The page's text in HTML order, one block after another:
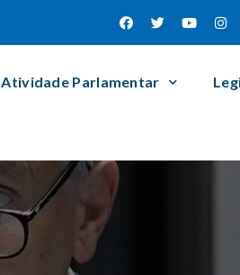
Atividade Parlamentar